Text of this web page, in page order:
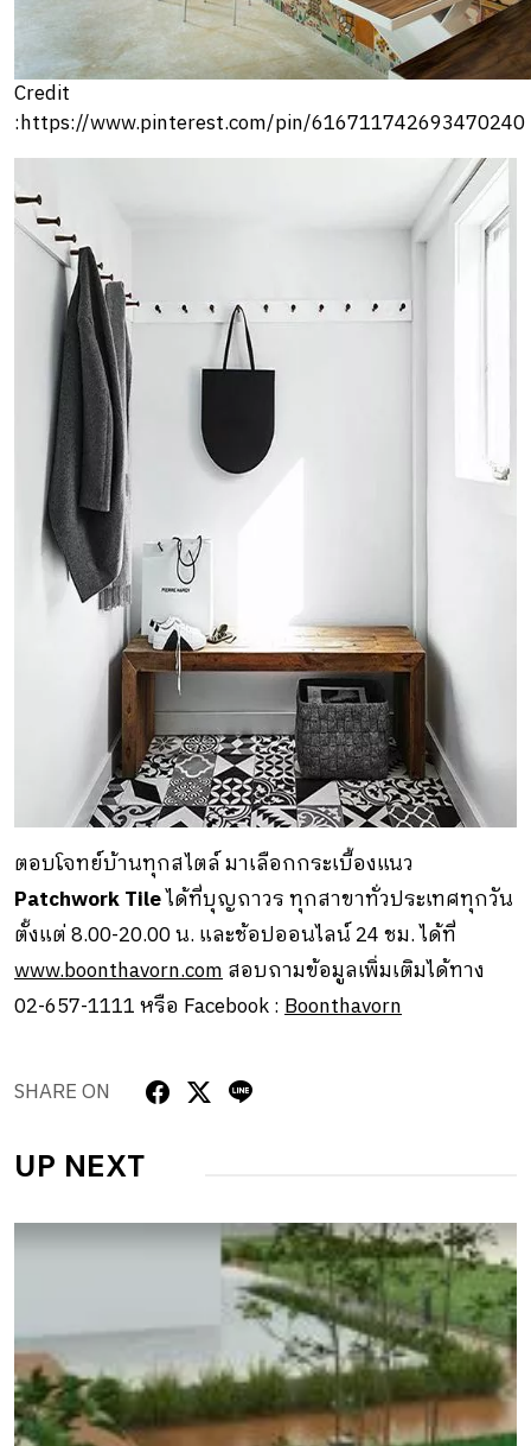
Credit
:https://www.pinterest.com/pin/616711742693470240
ตอบโจทย์บ้านทุกสไตล์ มาเลือกกระเบื้องแนว
Patchwork Tileได้ที่บุญถาวร ทุกสาขาทั่วประเทศทุกวัน
ตั้งแต่ 8.00-20.00 น. และช้อปออนไลน์ 24 ชม. ได้ที่
www.boonthavorn.comสอบถามข้อมูลเพิ่มเติมได้ทาง
02-657-1111 หรือ Facebook : Boonthavorn
SHARE ON
UP NEXT